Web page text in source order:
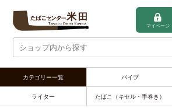
マイページ
カテゴリー一覧 パイプ
ライター たばこ（キセル・手巻き）